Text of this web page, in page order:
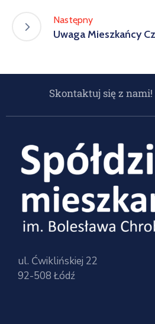
Następny
Uwaga Mieszkańcy
Skontaktuj się z nami!
ul. Ćwiklińskiej 22
92-508 Łódź